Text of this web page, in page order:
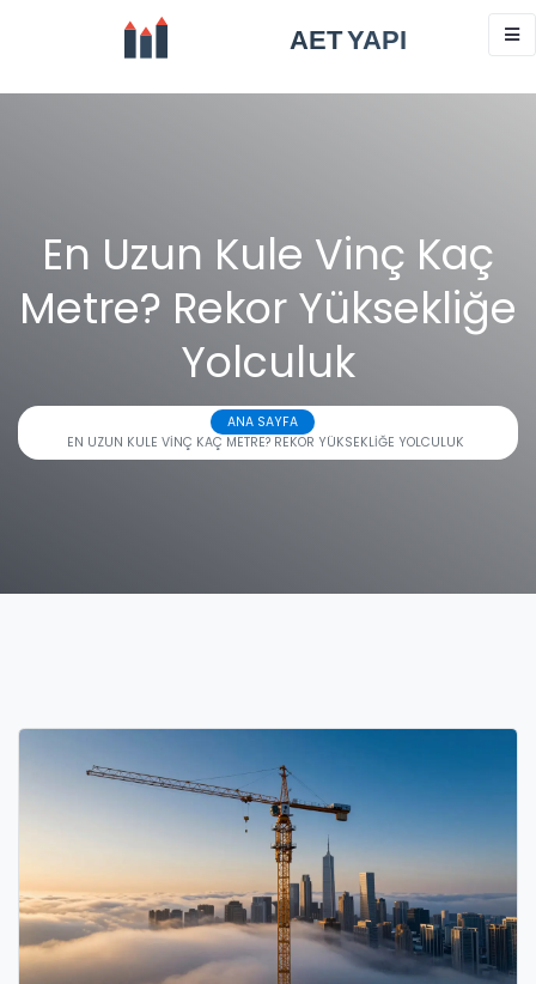
En Uzun Kule Vinç Kaç
Metre? Rekor Yüksekliğe
Yolculuk
ANA SAYFA
EN UZUN KULE VINÇ KAÇ METRE? REKOR YÜKSEKLIĞE YOLCULUK